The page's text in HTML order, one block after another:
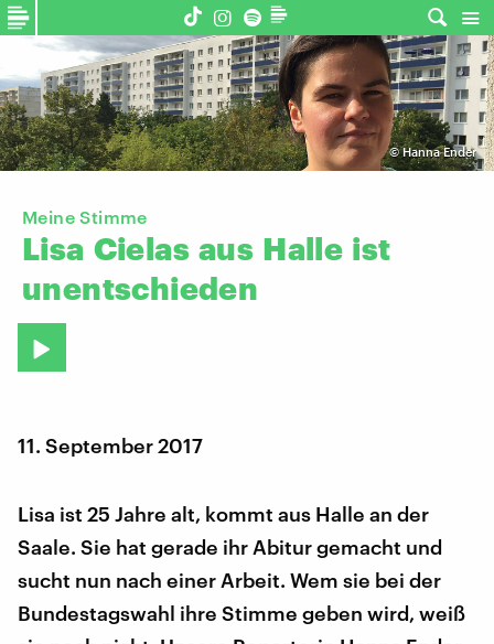
©Hanna Ender
Meine Stimme
Lisa Cielas aus Halle ist
unentschieden
11. September 2017
Lisa ist 25 Jahre alt, kommt aus Halle an der
Saale. Sie hat gerade ihr Abitur gemacht und
sucht nun nach einer Arbeit. Wem sie bei der
Bundestagswahl ihre Stimme geben wird, weiß